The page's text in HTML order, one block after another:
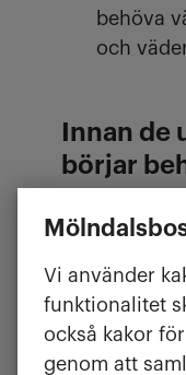
Vi använder
funktionalitet
också kakor
genom att
behöva
och
Innan de
börjar
montera
andra
fasaden
cirka två
bort trall
staket